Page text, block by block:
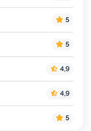
5
5
4,9
4,9
5